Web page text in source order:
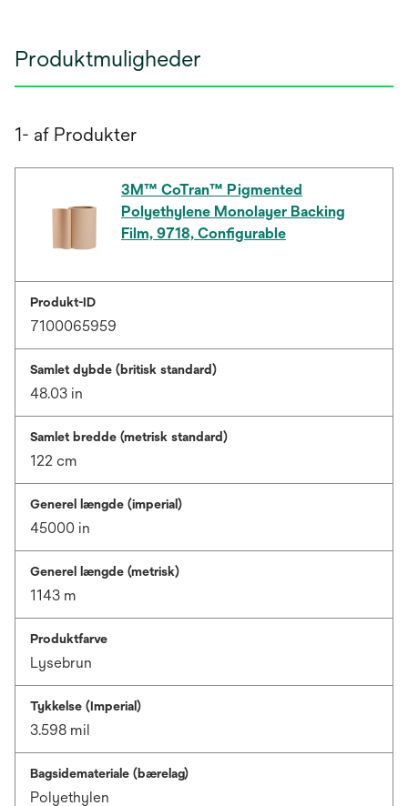
Produktmuligheder
1- af Produkter
3M™ CoTran™ Pigmented
Polyethylene Monolayer Backing
Film, 9718, Configurable
Produkt-ID
7100065959
Samlet dybde (britisk standard)
48.03 in
Samlet bredde (metrisk standard)
122 cm
Generel længde (imperial)
45000 in
Generel længde (metrisk)
1143 m
Produktfarve
Lysebrun
Tykkelse (Imperial)
3.598 mil
Bagsidemateriale (bærelag)
Polyethylen